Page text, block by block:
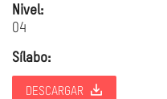
Nivel:
04
Sílabo:
DESCARGAR